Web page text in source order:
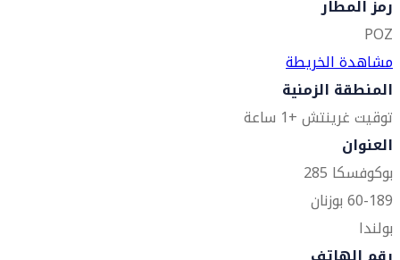
رمز المطار
POZ
مشاهدة الخريطة
المنطقة الزمنية
توقيت غرينتش +1 ساعة
العنوان
بوكوفسكا 285
60-189 بوزنان
بولندا